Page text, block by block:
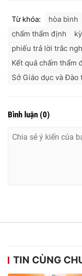
Từ khóa: hòa bình
chấm thẩm định
phiếu trả lời trắc
Kết quả chấm thẩm
Sở Giáo dục và Đào
Bình luận (0)
TIN CÙNG